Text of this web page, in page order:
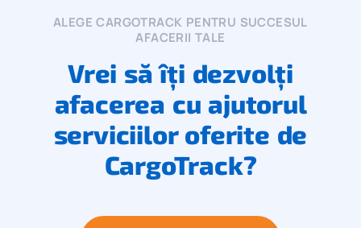
ALEGE CARGOTRACK PENTRU SUCCESUL
AFACERII TALE
Vrei să îți dezvolți
afacerea cu ajutorul
serviciilor oferite de
CargoTrack?